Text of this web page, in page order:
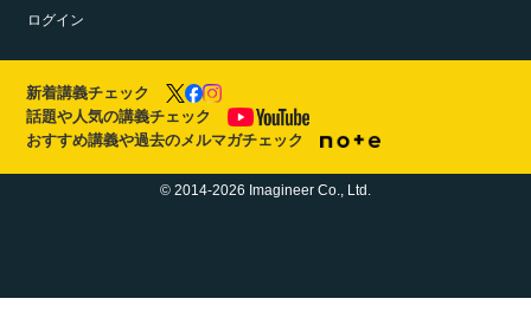
ログイン
新着講義チェック
話題や人気の講義チェック
おすすめ講義や過去のメルマガチェック
© 2014-2026 Imagineer Co., Ltd.